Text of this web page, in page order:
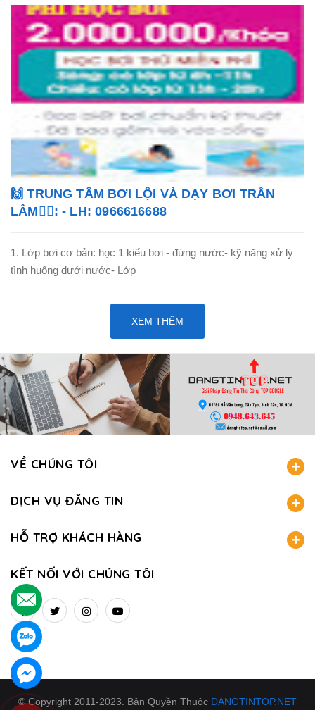
🙌 TRUNG TÂM BƠI LỘI VÀ DẠY BƠI TRẦN
LÂM🏊‍♂️: - LH: 0966616688
1. Lớp bơi cơ bản: học 1 kiểu bơi - đứng nước- kỹ năng xử lý
tình huống dưới nước- Lớp
XEM THÊM
VỀ CHÚNG TÔI
DỊCH VỤ ĐĂNG TIN
HỖ TRỢ KHÁCH HÀNG
KẾT NỐI VỚI CHÚNG TÔI
© Copyright 2011-2023. Bản Quyền Thuộc DANGTINTOP.NET
.
.
.